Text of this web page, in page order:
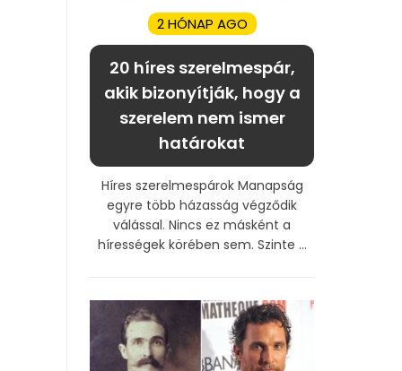
2 HÓNAP AGO
20 híres szerelmespár,
akik bizonyítják, hogy a
szerelem nem ismer
határokat
Híres szerelmespárok Manapság
egyre több házasság végződik
válással. Nincs ez másként a
hírességek körében sem. Szinte ...